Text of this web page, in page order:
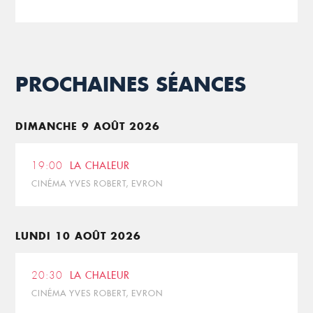
PROCHAINES SÉANCES
DIMANCHE 9 AOÛT 2026
19:00 LA CHALEUR
CINÉMA YVES ROBERT, EVRON
LUNDI 10 AOÛT 2026
20:30 LA CHALEUR
CINÉMA YVES ROBERT, EVRON